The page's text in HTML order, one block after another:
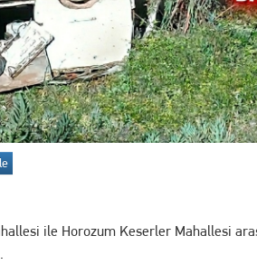
Kent Genelindeki İnternet Haber Sitelerine
İhbar Üzerine Sevk Edilen Ekipler
Hocası": Fatih Köse Ne İstiyor?
emri bulunan dolandırıcılık şüphelisi
ile Horozum Keserler Mahallesi